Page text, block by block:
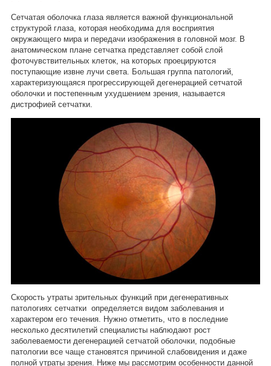
Сетчатая оболочка глаза является важной функциональной
структурой глаза, которая необходима для восприятия
окружающего мира и передачи изображения в головной мозг. В
анатомическом плане сетчатка представляет собой слой
фоточувствительных клеток, на которых проецируются
поступающие извне лучи света. Большая группа патологий,
характеризующаяся прогрессирующей дегенерацией сетчатой
оболочки и постепенным ухудшением зрения, называется
дистрофией сетчатки.
Скорость утраты зрительных функций при дегенеративных
патологиях сетчатки определяется видом заболевания и
характером его течения. Нужно отметить, что в последние
несколько десятилетий специалисты наблюдают рост
заболеваемости дегенерацией сетчатой оболочки, подобные
патологии все чаще становятся причиной слабовидения и даже
полной утраты зрения. Ниже мы рассмотрим особенности данной